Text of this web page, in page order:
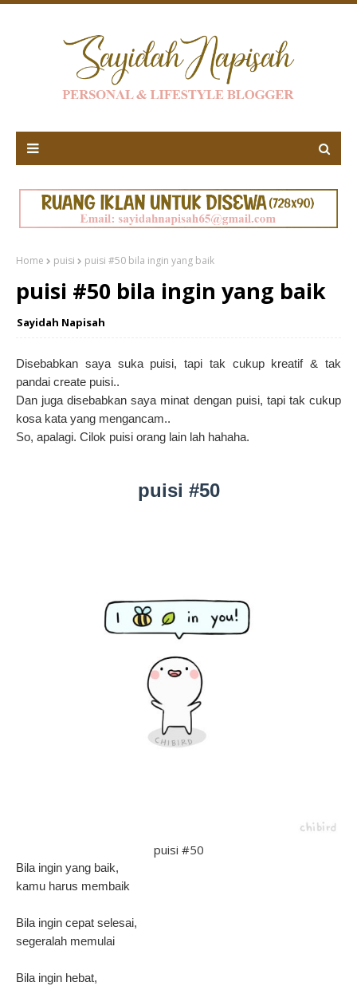
Home puisi puisi #50 bila ingin yang baik
puisi #50 bila ingin yang baik
Sayidah Napisah
Disebabkan saya suka puisi, tapi tak cukup kreatif & tak
pandai create puisi..
Dan juga disebabkan saya minat dengan puisi, tapi tak cukup
kosa kata yang mengancam..
So, apalagi. Cilok puisi orang lain lah hahaha.
puisi #50
puisi #50
Bila ingin yang baik,
kamu harus membaik
Bila ingin cepat selesai,
segeralah memulai
Bila ingin hebat,